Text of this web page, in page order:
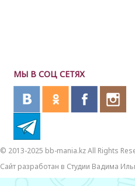
МЫ В СОЦ СЕТЯХ
© 2013-2025 bb-mania.kz All Rights
Сайт разработан в Студии Вадима